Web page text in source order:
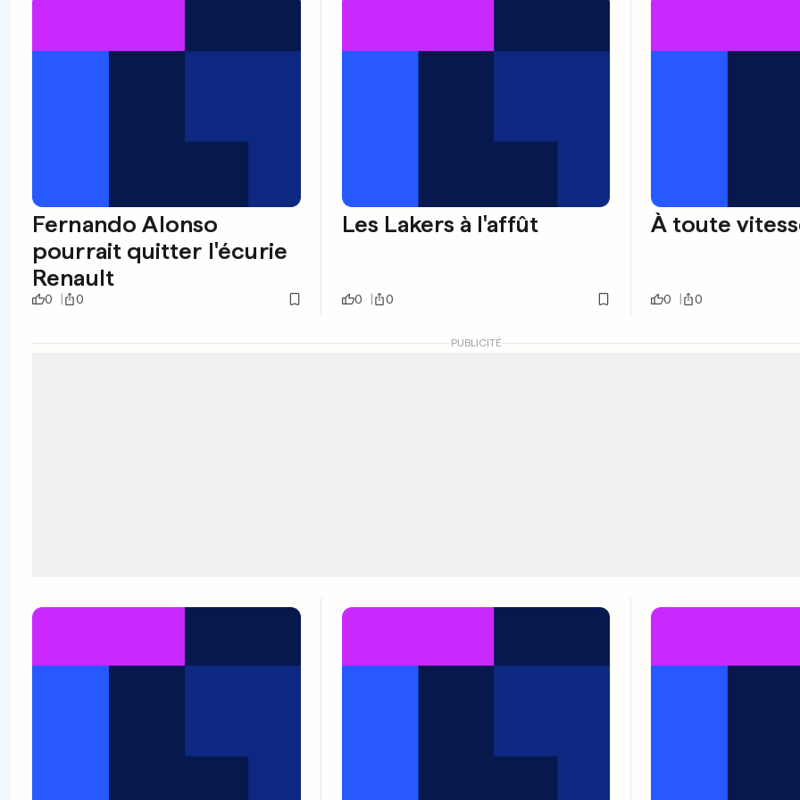
Fernando Alonso
pourrait quitter l'écurie
Renault
0 0
Les Lakers à l'affût
0 0
À toute
0 0
PUBLICITÉ